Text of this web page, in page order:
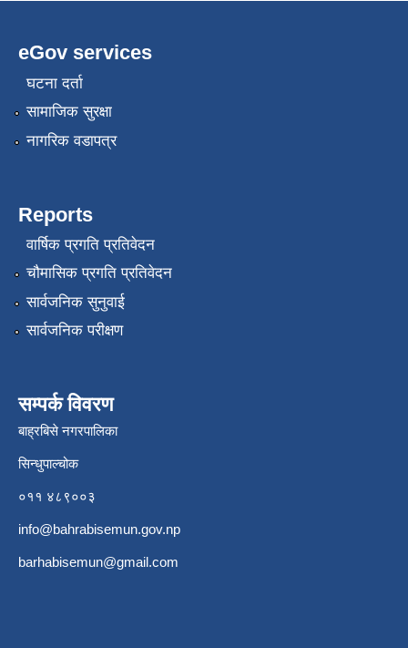
eGov services
घटना दर्ता
सामाजिक सुरक्षा
नागरिक वडापत्र
Reports
वार्षिक प्रगति प्रतिवेदन
चौमासिक प्रगति प्रतिवेदन
सार्वजनिक सुनुवाई
सार्वजनिक परीक्षण
सम्पर्क विवरण
बाह्रबिसे नगरपालिका
सिन्धुपाल्चोक
०११ ४८९००३
info@bahrabisemun.gov.np
barhabisemun@gmail.com